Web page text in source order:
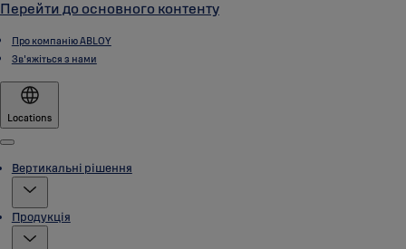
Перейти до основного контенту
Про компанію ABLOY
Зв'яжіться з нами
Locations
Menu
Вертикальні рішення
Продукція